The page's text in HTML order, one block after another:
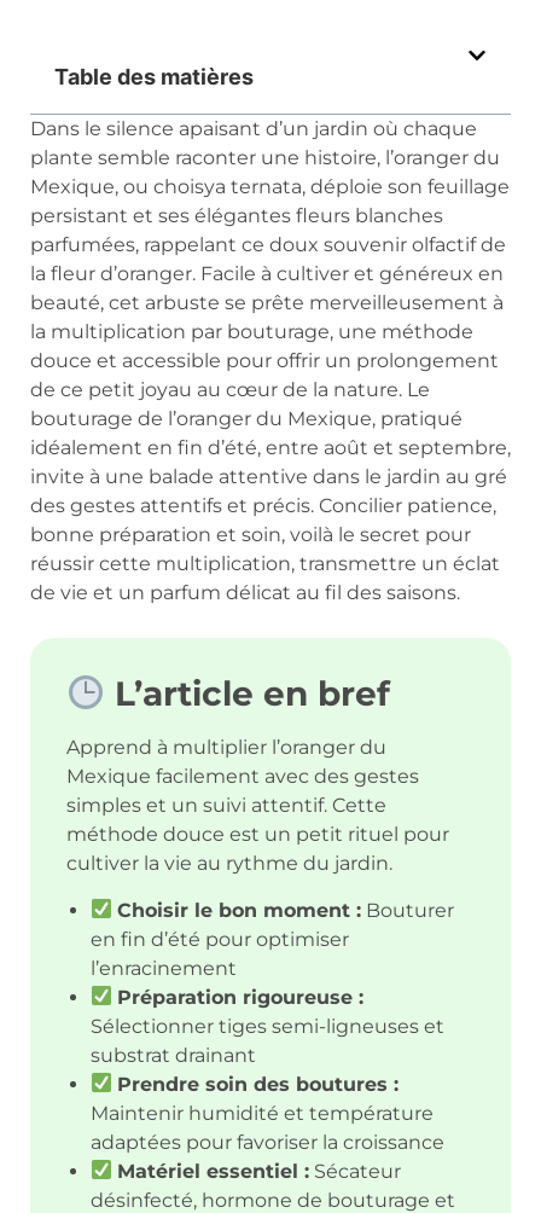
Table des matières
Dans le silence apaisant d’un jardin où chaque
plante semble raconter une histoire, l’oranger du
Mexique, ou choisya ternata, déploie son feuillage
persistant et ses élégantes fleurs blanches
parfumées, rappelant ce doux souvenir olfactif de
la fleur d’oranger. Facile à cultiver et généreux en
beauté, cet arbuste se prête merveilleusement à
la multiplication par bouturage, une méthode
douce et accessible pour offrir un prolongement
de ce petit joyau au cœur de la nature. Le
bouturage de l’oranger du Mexique, pratiqué
idéalement en fin d’été, entre août et septembre,
invite à une balade attentive dans le jardin au gré
des gestes attentifs et précis. Concilier patience,
bonne préparation et soin, voilà le secret pour
réussir cette multiplication, transmettre un éclat
de vie et un parfum délicat au fil des saisons.
L’article en bref
Apprend à multiplier l’oranger du
Mexique facilement avec des gestes
simples et un suivi attentif. Cette
méthode douce est un petit rituel pour
cultiver la vie au rythme du jardin.
Choisir le bon moment : Bouturer
en fin d’été pour optimiser
l’enracinement
Préparation rigoureuse :
Sélectionner tiges semi-ligneuses et
substrat drainant
Prendre soin des boutures :
Maintenir humidité et température
adaptées pour favoriser la croissance
Matériel essentiel : Sécateur
désinfecté, hormone de bouturage et